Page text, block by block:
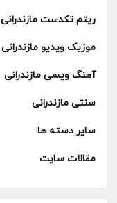
ریتم تکدست مازندرانی
موزیک ویدیو مازندرانی
آهنگ ویسی مازندرانی
سنتی مازندرانی
سایر دسته ها
مقالات سایت